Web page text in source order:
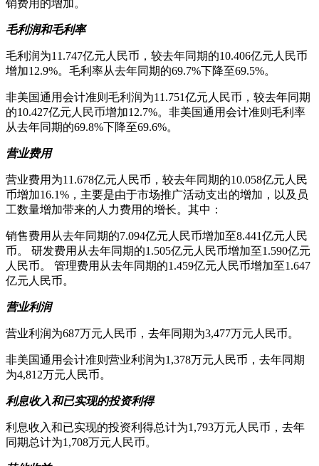
销费用的增加。
毛利润和毛利率
毛利润为11.747亿元人民币，较去年同期的10.406亿元人民币
增加12.9%。毛利率从去年同期的69.7%下降至69.5%。
非美国通用会计准则毛利润为11.751亿元人民币，较去年同期
的10.427亿元人民币增加12.7%。非美国通用会计准则毛利率
从去年同期的69.8%下降至69.6%。
营业费用
营业费用为11.678亿元人民币，较去年同期的10.058亿元人民
币增加16.1%，主要是由于市场推广活动支出的增加，以及员
工数量增加带来的人力费用的增长。其中：
销售费用从去年同期的7.094亿元人民币增加至8.441亿元人民
币。 研发费用从去年同期的1.505亿元人民币增加至1.590亿元
人民币。 管理费用从去年同期的1.459亿元人民币增加至1.647
亿元人民币。
营业利润
营业利润为687万元人民币，去年同期为3,477万元人民币。
非美国通用会计准则营业利润为1,378万元人民币，去年同期
为4,812万元人民币。
利息收入和已实现的投资利得
利息收入和已实现的投资利得总计为1,793万元人民币，去年
同期总计为1,708万元人民币。